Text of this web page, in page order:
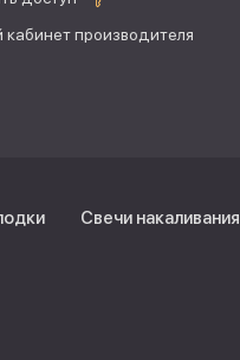
кабинет производителя
Свечи накаливания